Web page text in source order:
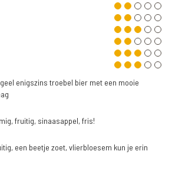
enigszins troebel bier met een mooie
fruitig, sinaasappel, fris!
een beetje zoet, vlierbloesem kun je erin